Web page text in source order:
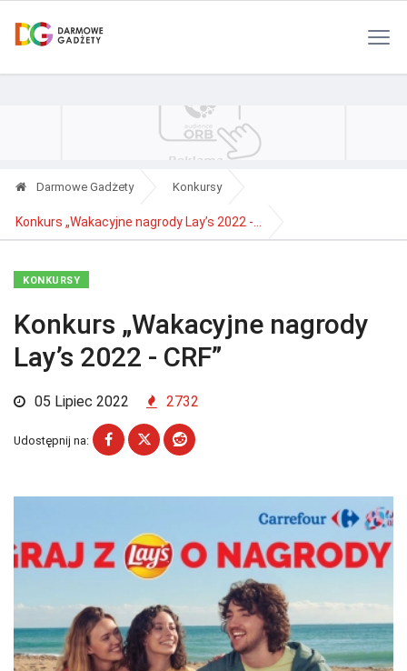
Darmowe Gadżety Konkursy
Konkurs „Wakacyjne nagrody Lay’s 2022 -...
KONKURSY
Konkurs „Wakacyjne nagrody
Lay’s 2022 - CRF”
05 Lipiec 2022 2732
Udostępnij na: